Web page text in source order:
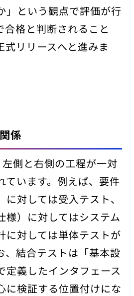
」という観点で評価が行
合格と判断されること
式リリースへと進みま
係
側と右側の工程が一対
ています。例えば、要件
対しては受入テスト、
様）に対してはシステム
に対しては単体テストが
、結合テストは「基本設
定義したインタフェース
に検証する位置付けにな